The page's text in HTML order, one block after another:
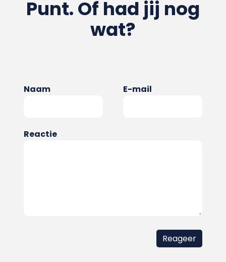
Punt. Of had jij nog
wat?
Naam E-mail
Reactie